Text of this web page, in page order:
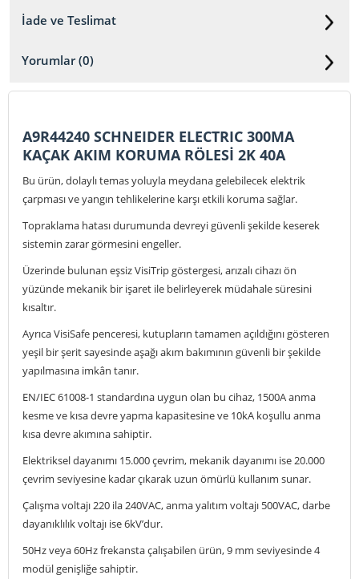
İade ve Teslimat
Yorumlar (0)
A9R44240 SCHNEIDER ELECTRIC 300MA
KAÇAK AKIM KORUMA RÖLESİ 2K 40A
Bu ürün, dolaylı temas yoluyla meydana gelebilecek elektrik
çarpması ve yangın tehlikelerine karşı etkili koruma sağlar.
Topraklama hatası durumunda devreyi güvenli şekilde keserek
sistemin zarar görmesini engeller.
Üzerinde bulunan eşsiz VisiTrip göstergesi, arızalı cihazı ön
yüzünde mekanik bir işaret ile belirleyerek müdahale süresini
kısaltır.
Ayrıca VisiSafe penceresi, kutupların tamamen açıldığını gösteren
yeşil bir şerit sayesinde aşağı akım bakımının güvenli bir şekilde
yapılmasına imkân tanır.
EN/IEC 61008-1 standardına uygun olan bu cihaz, 1500A anma
kesme ve kısa devre yapma kapasitesine ve 10kA koşullu anma
kısa devre akımına sahiptir.
Elektriksel dayanımı 15.000 çevrim, mekanik dayanımı ise 20.000
çevrim seviyesine kadar çıkarak uzun ömürlü kullanım sunar.
Çalışma voltajı 220 ila 240VAC, anma yalıtım voltajı 500VAC, darbe
dayanıklılık voltajı ise 6kV’dur.
50Hz veya 60Hz frekansta çalışabilen ürün, 9 mm seviyesinde 4
modül genişliğe sahiptir.